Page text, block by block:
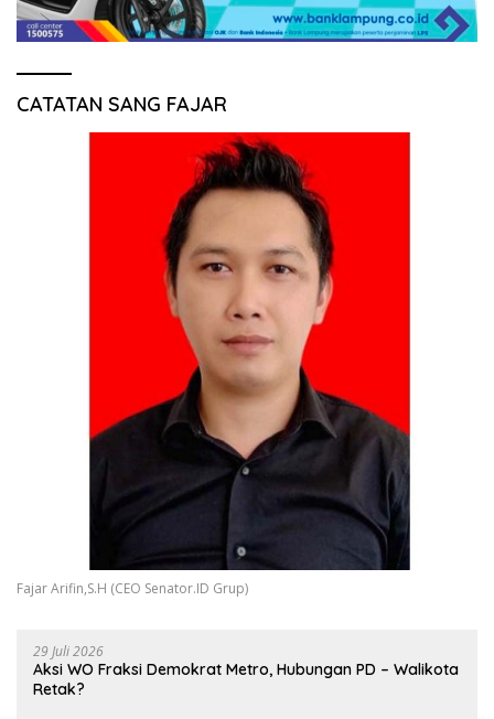
CATATAN SANG FAJAR
Fajar Arifin,S.H (CEO Senator.ID Grup)
29 Juli 2026
Aksi WO Fraksi Demokrat Metro, Hubungan PD – Walikota
Retak?